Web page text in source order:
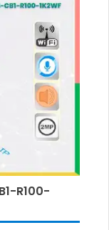
năng xoay
hợp cho việc
R100-